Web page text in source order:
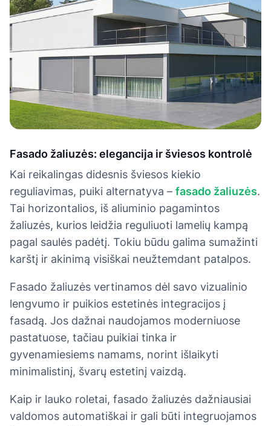
Fasado žaliuzės: elegancija ir šviesos kontrolė
Kai reikalingas didesnis šviesos kiekio
reguliavimas, puiki alternatyva – fasado žaliuzės.
Tai horizontalios, iš aliuminio pagamintos
žaliuzės, kurios leidžia reguliuoti lamelių kampą
pagal saulės padėtį. Tokiu būdu galima sumažinti
karštį ir akinimą visiškai neužtemdant patalpos.
Fasado žaliuzės vertinamos dėl savo vizualinio
lengvumo ir puikios estetinės integracijos į
fasadą. Jos dažnai naudojamos moderniuose
pastatuose, tačiau puikiai tinka ir
gyvenamiesiems namams, norint išlaikyti
minimalistinį, švarų estetinį vaizdą.
Kaip ir lauko roletai, fasado žaliuzės dažniausiai
valdomos automatiškai ir gali būti integruojamos